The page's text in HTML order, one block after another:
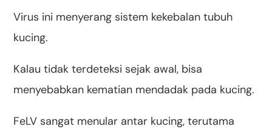
Virus ini menyerang sistem kekebalan tubuh
kucing.
Kalau tidak terdeteksi sejak awal, bisa
menyebabkan kematian mendadak pada kucing.
FeLV sangat menular antar kucing, terutama